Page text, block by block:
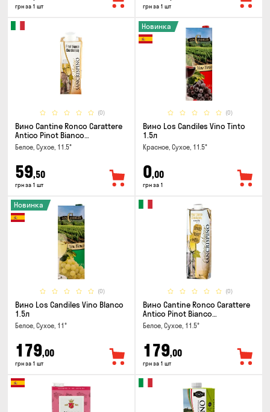
грн за 1 шт грн за 1 шт
(0)
Вино Cantine Ronco Carattere
Antico Pinot Bianco
Chardonnay Rubicone IGT 0.25л
Белое, Сухое, 11.5°
59,50
грн за 1 шт
(0)
Новинка
Вино Los Candiles Vino Tinto
1.5л
Красное, Сухое, 11.5°
0,00
грн за 1
(0)
Новинка
Вино Los Candiles Vino Blanco
1.5л
Белое, Сухое, 11°
179,00
грн за 1 шт
(0)
Вино Cantine Ronco Carattere
Antico Pinot Bianco
Chardonnay Rubicone IGT 1л
Белое, Сухое, 11.5°
179,00
грн за 1 шт